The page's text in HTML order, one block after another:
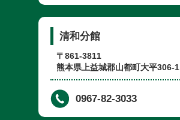
清和分館
〒861-3811
熊本県上益城郡山都町大平306-1
0967-82-3033